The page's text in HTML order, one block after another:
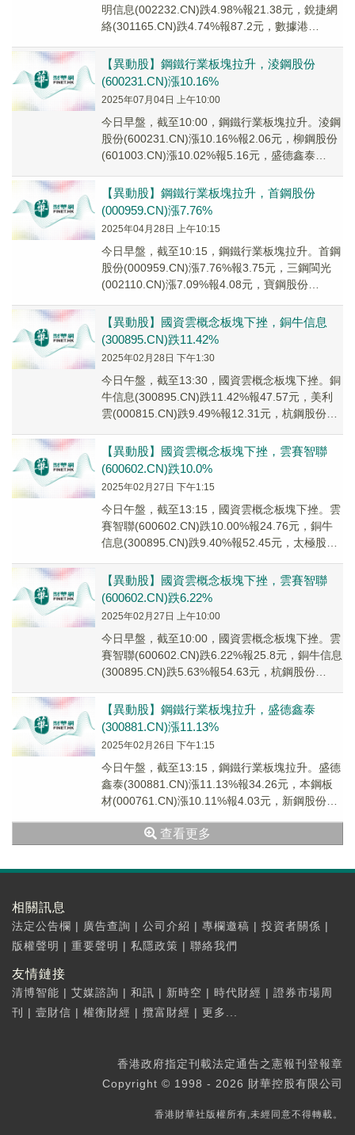
明信息(002232.CN)跌4.98%報21.38元，銳捷網
絡(301165.CN)跌4.74%報87.2元，數據港
【異動股】鋼鐵行業板塊拉升，淩鋼股份
(600231.CN)漲10.16%
2025年07月04日 上午10:00
今日早盤，截至10:00，鋼鐵行業板塊拉升。淩鋼
股份(600231.CN)漲10.16%報2.06元，柳鋼股份
(601003.CN)漲10.02%報5.16元，盛德鑫泰
【異動股】鋼鐵行業板塊拉升，首鋼股份
(000959.CN)漲7.76%
2025年04月28日 上午10:15
今日早盤，截至10:15，鋼鐵行業板塊拉升。首鋼
股份(000959.CN)漲7.76%報3.75元，三鋼閩光
(002110.CN)漲7.09%報4.08元，寶鋼股份
【異動股】國資雲概念板塊下挫，銅牛信息
(300895.CN)跌11.42%
2025年02月28日 下午1:30
今日午盤，截至13:30，國資雲概念板塊下挫。銅
牛信息(300895.CN)跌11.42%報47.57元，美利
雲(000815.CN)跌9.49%報12.31元，杭鋼股份
【異動股】國資雲概念板塊下挫，雲賽智聯
(600602.CN)跌10.0%
2025年02月27日 下午1:15
今日午盤，截至13:15，國資雲概念板塊下挫。雲
賽智聯(600602.CN)跌10.00%報24.76元，銅牛
信息(300895.CN)跌9.40%報52.45元，太極股份
【異動股】國資雲概念板塊下挫，雲賽智聯
(600602.CN)跌6.22%
2025年02月27日 上午10:00
今日早盤，截至10:00，國資雲概念板塊下挫。雲
賽智聯(600602.CN)跌6.22%報25.8元，銅牛信息
(300895.CN)跌5.63%報54.63元，杭鋼股份
【異動股】鋼鐵行業板塊拉升，盛德鑫泰
(300881.CN)漲11.13%
2025年02月26日 下午1:15
今日午盤，截至13:15，鋼鐵行業板塊拉升。盛德
鑫泰(300881.CN)漲11.13%報34.26元，本鋼板
材(000761.CN)漲10.11%報4.03元，新鋼股份
查看更多
相關訊息
法定公告欄 | 廣告查詢 | 公司介紹 | 專欄邀稿 | 投資者關係 |
版權聲明 | 重要聲明 | 私隱政策 | 聯絡我們
友情鏈接
清博智能 | 艾媒諮詢 | 和訊 | 新時空 | 時代財經 | 證券市場周
刊
| 壹財信 | 權衡財經 | 攬富財經 | 更多...
香港政府指定刊載法定通告之憲報刊登報章
Copyright © 1998 - 2026 財華控股有限公司
香港財華社版權所有,未經同意不得轉載。